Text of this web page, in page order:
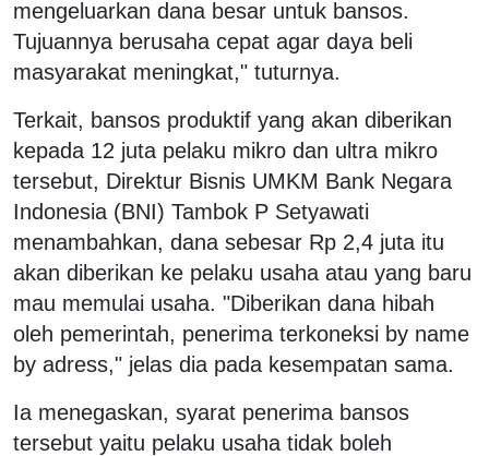
mengeluarkan dana besar untuk bansos.
Tujuannya berusaha cepat agar daya beli
masyarakat meningkat," tuturnya.
Terkait, bansos produktif yang akan diberikan
kepada 12 juta pelaku mikro dan ultra mikro
tersebut, Direktur Bisnis UMKM Bank Negara
Indonesia (BNI) Tambok P Setyawati
menambahkan, dana sebesar Rp 2,4 juta itu
akan diberikan ke pelaku usaha atau yang baru
mau memulai usaha. "Diberikan dana hibah
oleh pemerintah, penerima terkoneksi by name
by adress," jelas dia pada kesempatan sama.
Ia menegaskan, syarat penerima bansos
tersebut yaitu pelaku usaha tidak boleh